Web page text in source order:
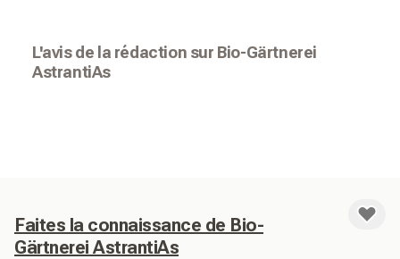
L'avis de la rédaction sur Bio-Gärtnerei
AstrantiAs
Faites la connaissance de Bio-
Gärtnerei AstrantiAs